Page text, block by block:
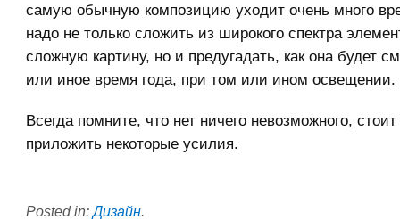
самую обычную композицию уходит очень много
надо не только сложить из широкого спектра
сложную картину, но и предугадать, как она будет
или иное время года, при том или ином освещении.
Всегда помните, что нет ничего невозможного, стоит
приложить некоторые усилия.
Posted in:Дизайн.